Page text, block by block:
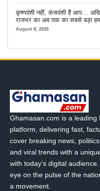
कृष्णवंशी नहीं, कंसवंशी हैं आप…
राजभर का अब तक का सबसे बड़ा
August 8, 2026
Ghamasan.com is a
platform, delivering fast,
cover breaking news,
and viral trends with a
with today’s digital
eye on the pulse of the
a movement.